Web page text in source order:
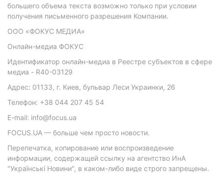
большего объема текста возможно только при условии
получения письменного разрешения Компании.
ООО «ФОКУС МЕДИА»
Онлайн-медиа ФОКУС
Идентификатор онлайн-медиа в Реестре субъектов в сфере
медиа - R40-03129
Адрес: 01133, г. Киев, бульвар Леси Украинки, 26
Телефон: +38 044 207 45 54
E-mail: info@focus.ua
FOCUS.UA — больше чем просто новости.
Перепечатка, копирование или воспроизведение
информации, содержащей ссылку на агентство ИнА
"Українські Новини", в каком-либо виде строго запрещены.